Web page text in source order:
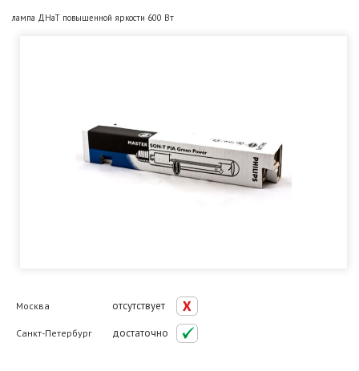
лампа ДНаТ повышенной яркости 600 Вт
Москва отсутствует
Санкт-Петербург достаточно